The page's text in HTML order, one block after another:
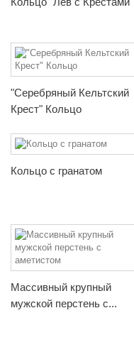
"Серебряный Кельтский
Крест" Кольцо
Кольцо с гранатом
Массивный крупный
мужской перстень с...